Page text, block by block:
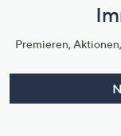
Premieren,